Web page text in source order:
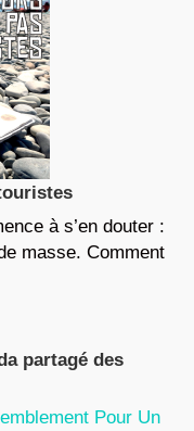
à s’en douter :
masse. Comment
partagé des
Pour Un